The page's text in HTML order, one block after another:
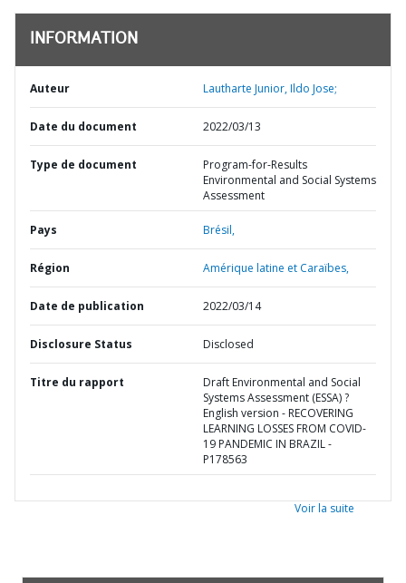
INFORMATION
Auteur Lautharte Junior, Ildo Jose;
Date du document 2022/03/13
Type de document
Program-for-Results
Environmental and Social Systems
Assessment
Pays Brésil,
Région Amérique latine et Caraïbes,
Date de publication 2022/03/14
Disclosure Status Disclosed
Titre du rapport
Draft Environmental and Social
Systems Assessment (ESSA) ?
English version - RECOVERING
LEARNING LOSSES FROM COVID-
19 PANDEMIC IN BRAZIL -
P178563
Voir la suite